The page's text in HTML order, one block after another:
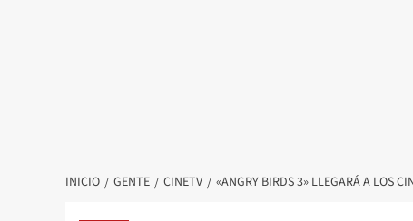
INICIO GENTE CINETV «ANGRY BIRDS 3» LLEGARÁ A LOS